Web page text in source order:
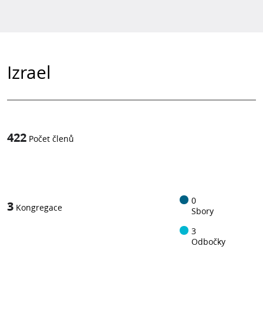
Izrael
422 Počet členů
3 Kongregace
0
Sbory
3
Odbočky